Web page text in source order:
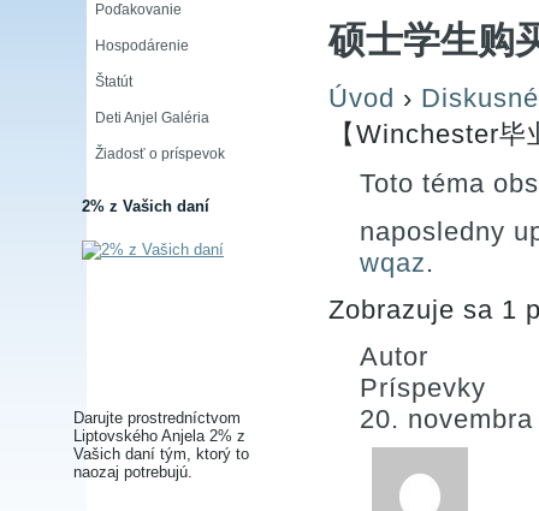
Poďakovanie
Hospodárenie
Štatút
Deti Anjel Galéria
Žiadosť o príspevok
2% z Vašich daní
Darujte prostredníctvom
Liptovského Anjela 2% z
Vašich daní tým, ktorý to
naozaj potrebujú.
硕士学生购
Úvod ›
【Winchester
Toto téma
naposledny
wqaz.
Zobrazuje sa 1
Autor
Príspevky
20.